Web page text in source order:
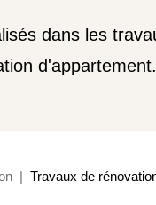
dans les
d'appartement.
Travaux de